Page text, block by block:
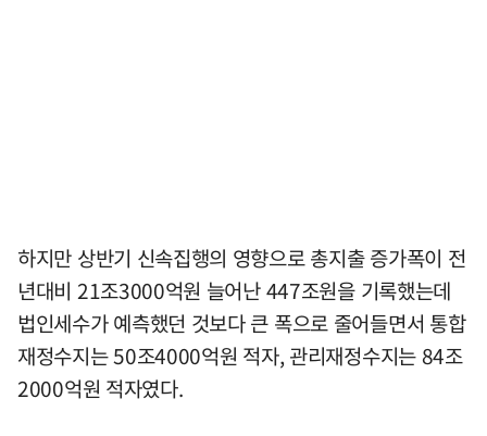
하지만 상반기 신속집행의 영향으로 총지출 증가폭이 전
년대비 21조3000억원 늘어난 447조원을 기록했는데
법인세수가 예측했던 것보다 큰 폭으로 줄어들면서 통합
재정수지는 50조4000억원 적자, 관리재정수지는 84조
2000억원 적자였다.